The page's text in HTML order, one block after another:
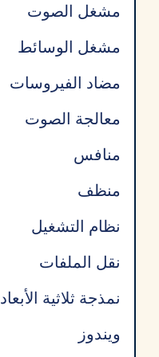
مشغل الصوت
مشغل الوسائط
مضاد الفيروسات
معالجة الصوت
منافس
منظف
نظام التشغيل
نقل الملفات
نمذجة ثلاثية الأبعاد
ويندوز